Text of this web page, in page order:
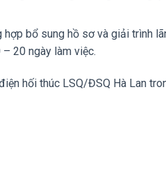
bổ sung hồ sơ và giải trình
20 ngày làm việc.
hối thúc LSQ/ĐSQ Hà Lan